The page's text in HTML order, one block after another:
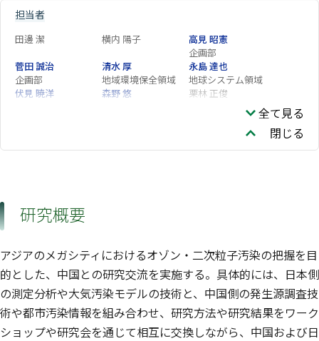
担当者
田邊 潔 横内 陽子
高見 昭憲
企画部
菅田 誠治
企画部
清水 厚
地域環境保全領域
永島 達也
地球システム領域
伏見 暁洋
森野 悠
栗林 正俊
全て見る
閉じる
研究概要
アジアのメガシティにおけるオゾン・二次粒子汚染の把握を目
的とした、中国との研究交流を実施する。具体的には、日本側
の測定分析や大気汚染モデルの技術と、中国側の発生源調査技
術や都市汚染情報を組み合わせ、研究方法や研究結果をワーク
ショップや研究会を通じて相互に交換しながら、中国および日